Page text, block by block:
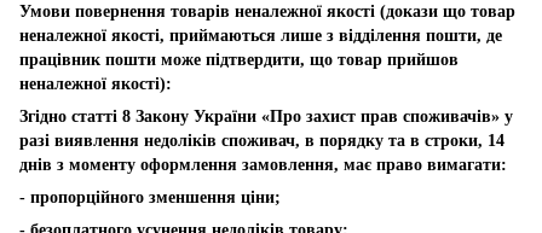
Умови повернення товарів неналежної якості (докази що товар
неналежної якості, приймаються лише з відділення пошти, де
працівник пошти може підтвердити, що товар прийшов
неналежної якості):
Згідно статті 8 Закону України «Про захист прав споживачів» у
разі виявлення недоліків споживач, в порядку та в строки, 14
днів з моменту оформлення замовлення, має право вимагати:
- пропорційного зменшення ціни;